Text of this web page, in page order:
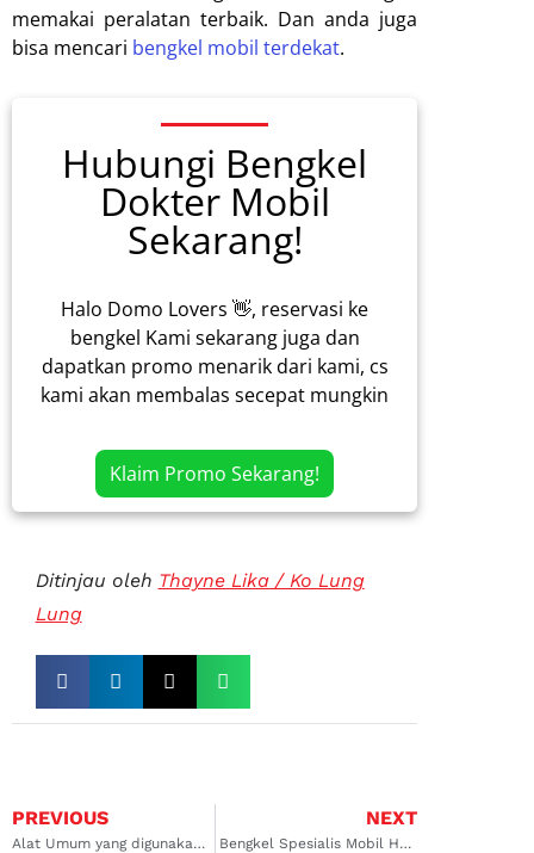
memakai peralatan terbaik. Dan anda juga
bisa mencari bengkel mobil terdekat.
Hubungi Bengkel
Dokter Mobil
Sekarang!
Halo Domo Lovers 👋, reservasi ke
bengkel Kami sekarang juga dan
dapatkan promo menarik dari kami, cs
kami akan membalas secepat mungkin
Klaim Promo Sekarang!
Ditinjau oleh Thayne Lika / Ko Lung
Lung
PREVIOUS
Alat Umum yang digunakan Untuk Service Di Bengkel Tune Up
NEXT
Bengkel Spesialis Mobil Honda di Jakarta Selatan